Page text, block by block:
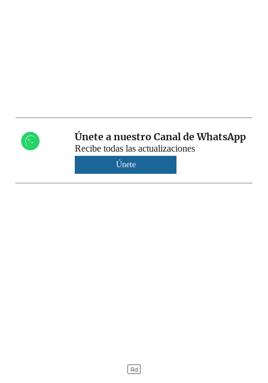
Únete a nuestro Canal de WhatsApp
Recibe todas las actualizaciones
Únete